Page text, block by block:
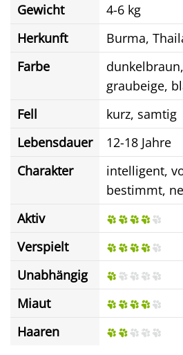
Gewicht
4-6 kg
Herkunft
Burma,
Farbe
graubeige,
Fell
kurz, samtig
Lebensdauer
12-18 Jahre
Charakter
intelligent,
bestimmt,
Aktiv
Verspielt
Unabhängig
Miaut
Haaren